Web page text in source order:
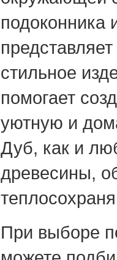
подоконника
стильное
помогает
уютную и
Дуб, как и
древесины,
При выборе